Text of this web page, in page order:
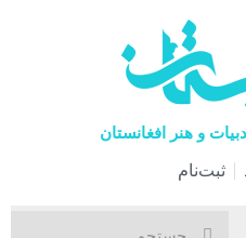
و هنر افغانستان
ثبت‌نام